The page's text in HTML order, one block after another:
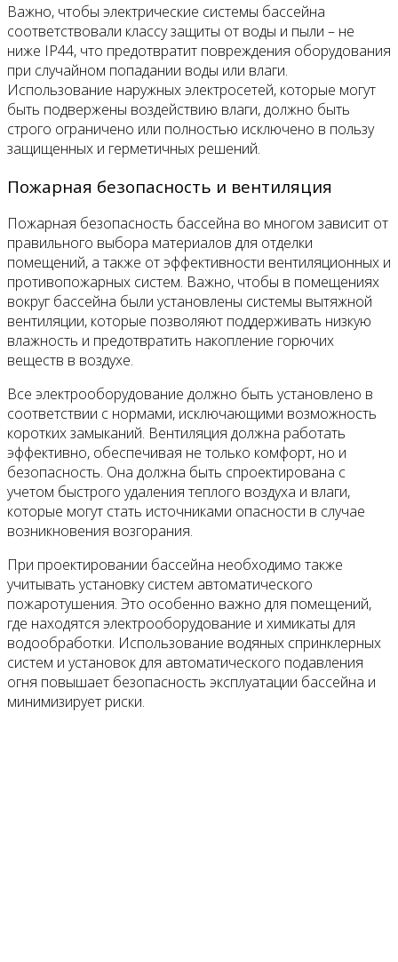
Важно, чтобы электрические системы бассейна
соответствовали классу защиты от воды и пыли – не
ниже IP44, что предотвратит повреждения оборудования
при случайном попадании воды или влаги.
Использование наружных электросетей, которые могут
быть подвержены воздействию влаги, должно быть
строго ограничено или полностью исключено в пользу
защищенных и герметичных решений.
Пожарная безопасность и вентиляция
Пожарная безопасность бассейна во многом зависит от
правильного выбора материалов для отделки
помещений, а также от эффективности вентиляционных и
противопожарных систем. Важно, чтобы в помещениях
вокруг бассейна были установлены системы вытяжной
вентиляции, которые позволяют поддерживать низкую
влажность и предотвратить накопление горючих
веществ в воздухе.
Все электрооборудование должно быть установлено в
соответствии с нормами, исключающими возможность
коротких замыканий. Вентиляция должна работать
эффективно, обеспечивая не только комфорт, но и
безопасность. Она должна быть спроектирована с
учетом быстрого удаления теплого воздуха и влаги,
которые могут стать источниками опасности в случае
возникновения возгорания.
При проектировании бассейна необходимо также
учитывать установку систем автоматического
пожаротушения. Это особенно важно для помещений,
где находятся электрооборудование и химикаты для
водообработки. Использование водяных спринклерных
систем и установок для автоматического подавления
огня повышает безопасность эксплуатации бассейна и
минимизирует риски.